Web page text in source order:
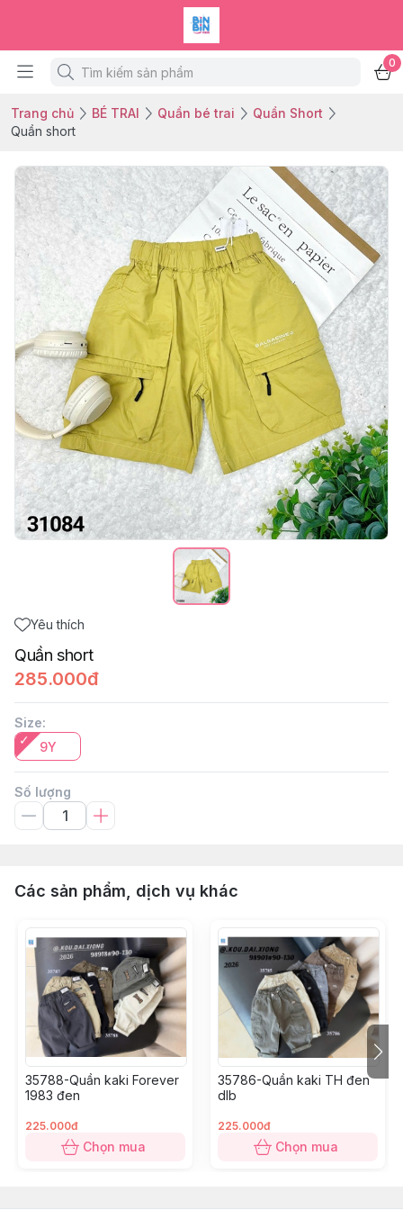
0
Trang chủ BÉ TRAI Quần bé trai
Quần Short
Quần short
Yêu thích
Quần short
285.000đ
Size:
9Y
Số lượng
Các sản phẩm, dịch vụ khác
35788-Quần kaki Forever
1983 đen
225.000đ
Chọn mua
35786-Quần kaki TH đen
dlb
225.000đ
Chọn mua